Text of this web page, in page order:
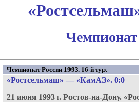
Чемпионат
Чемпионат России 1993. 16-й тур.
«Ростсельмаш» — «КамАЗ». 0:0
21 июня 1993 г. Ростов-на-Дону.